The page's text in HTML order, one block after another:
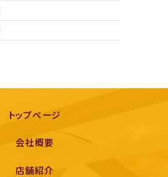
トップページ
会社概要
店舗紹介